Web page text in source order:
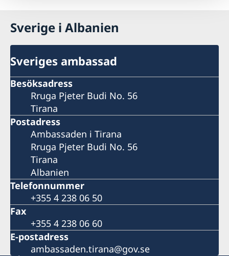
Sverige i Albanien
Sveriges ambassad
Besöksadress
Rruga Pjeter Budi No. 56
Tirana
Postadress
Ambassaden i Tirana
Rruga Pjeter Budi No. 56
Tirana
Albanien
Telefonnummer
+355 4 238 06 50
Fax
+355 4 238 06 60
E-postadress
ambassaden.tirana@gov.se